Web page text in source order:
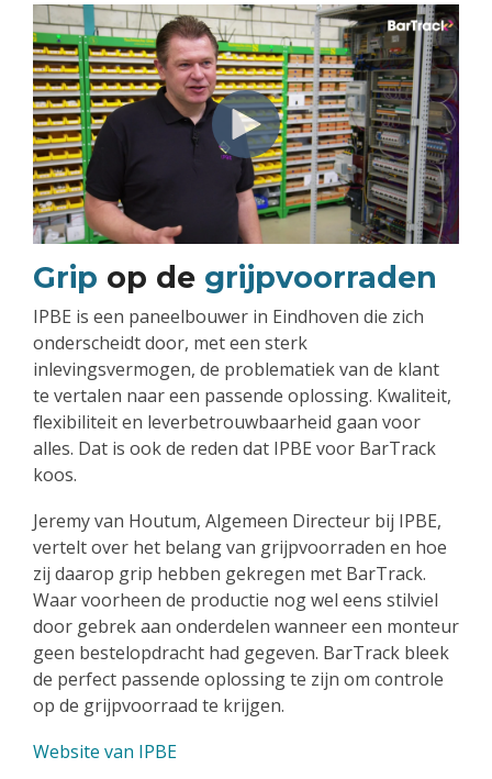
Grip op de grijpvoorraden
IPBE is een paneelbouwer in Eindhoven die zich
onderscheidtdoor, met een sterk
inlevingsvermogen, de problematiek van de klant
te vertalen naar een passende oplossing. Kwaliteit,
flexibiliteit en leverbetrouwbaarheid gaan voor
alles. Dat is ook de reden dat IPBE voor BarTrack
koos.
Jeremy van Houtum, Algemeen Directeur bij IPBE,
vertelt over het belang van grijpvoorraden en hoe
zij daarop grip hebben gekregen met BarTrack.
Waar voorheen de productie nog wel eens stilviel
door gebrek aan onderdelen wanneer een monteur
geen bestelopdracht had gegeven. BarTrack bleek
de perfect passende oplossing te zijn om controle
op de grijpvoorraad te krijgen.
Website van IPBE